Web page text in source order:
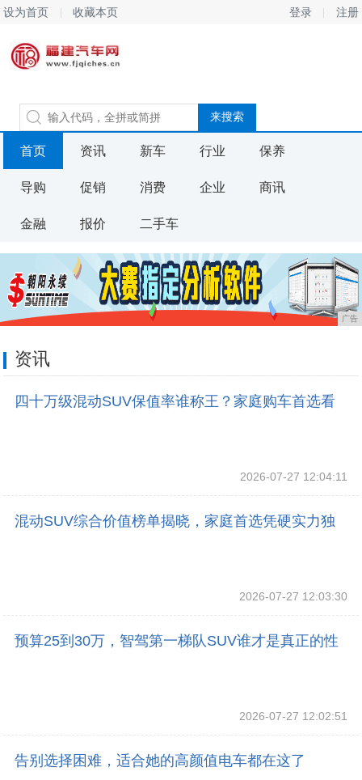
设为首页 收藏本页 登录 注册
首页 资讯 新车 行业 保养
导购 促销 消费 企业 商讯
金融 报价 二手车
广告
资讯
四十万级混动SUV保值率谁称王？家庭购车首选看
2026-07-27 12:04:11
混动SUV综合价值榜单揭晓，家庭首选凭硬实力独
2026-07-27 12:03:30
预算25到30万，智驾第一梯队SUV谁才是真正的性
2026-07-27 12:02:51
告别选择困难，适合她的高颜值电车都在这了